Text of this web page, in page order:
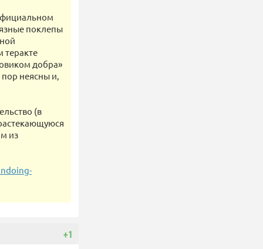
поклепы
теракте
добра»
пор неясны и,
(в
из
+1